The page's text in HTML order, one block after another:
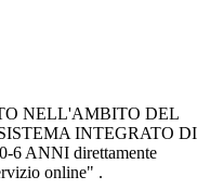
NELL'AMBITO DEL
INTEGRATO DI
ANNI direttamente
online" .